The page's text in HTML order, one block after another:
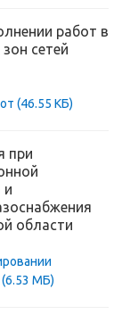
работ в
сетей
(46.55 КБ)
при
и
области
(6.53 МБ)